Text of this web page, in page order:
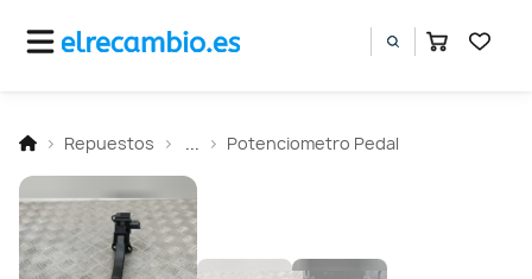
Repuestos Potenciometro Pedal